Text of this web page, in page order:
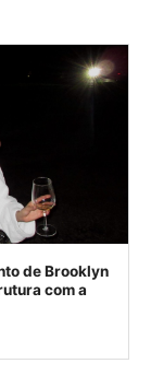
de Brooklyn
com a